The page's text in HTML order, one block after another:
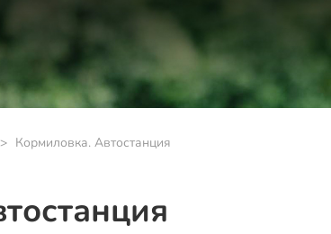
Кормиловка. Автостанция